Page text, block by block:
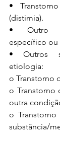
•
(distimia).
• Outro
específico
• Outros
etiologia:
o Transtorno
o Transtorno
outra
o
substância/